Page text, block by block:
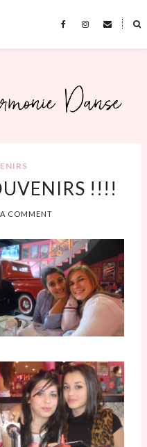
˟
BLOG
!!!!
COMMENT